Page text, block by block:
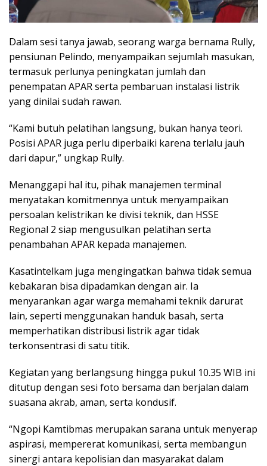
Dalam sesi tanya jawab, seorang warga bernama Rully,
pensiunan Pelindo, menyampaikan sejumlah masukan,
termasuk perlunya peningkatan jumlah dan
penempatan APAR serta pembaruan instalasi listrik
yang dinilai sudah rawan.
“Kami butuh pelatihan langsung, bukan hanya teori.
Posisi APAR juga perlu diperbaiki karena terlalu jauh
dari dapur,” ungkap Rully.
Menanggapi hal itu, pihak manajemen terminal
menyatakan komitmennya untuk menyampaikan
persoalan kelistrikan ke divisi teknik, dan HSSE
Regional 2 siap mengusulkan pelatihan serta
penambahan APAR kepada manajemen.
Kasatintelkam juga mengingatkan bahwa tidak semua
kebakaran bisa dipadamkan dengan air. Ia
menyarankan agar warga memahami teknik darurat
lain, seperti menggunakan handuk basah, serta
memperhatikan distribusi listrik agar tidak
terkonsentrasi di satu titik.
Kegiatan yang berlangsung hingga pukul 10.35 WIB ini
ditutup dengan sesi foto bersama dan berjalan dalam
suasana akrab, aman, serta kondusif.
“Ngopi Kamtibmas merupakan sarana untuk menyerap
aspirasi, mempererat komunikasi, serta membangun
sinergi antara kepolisian dan masyarakat dalam